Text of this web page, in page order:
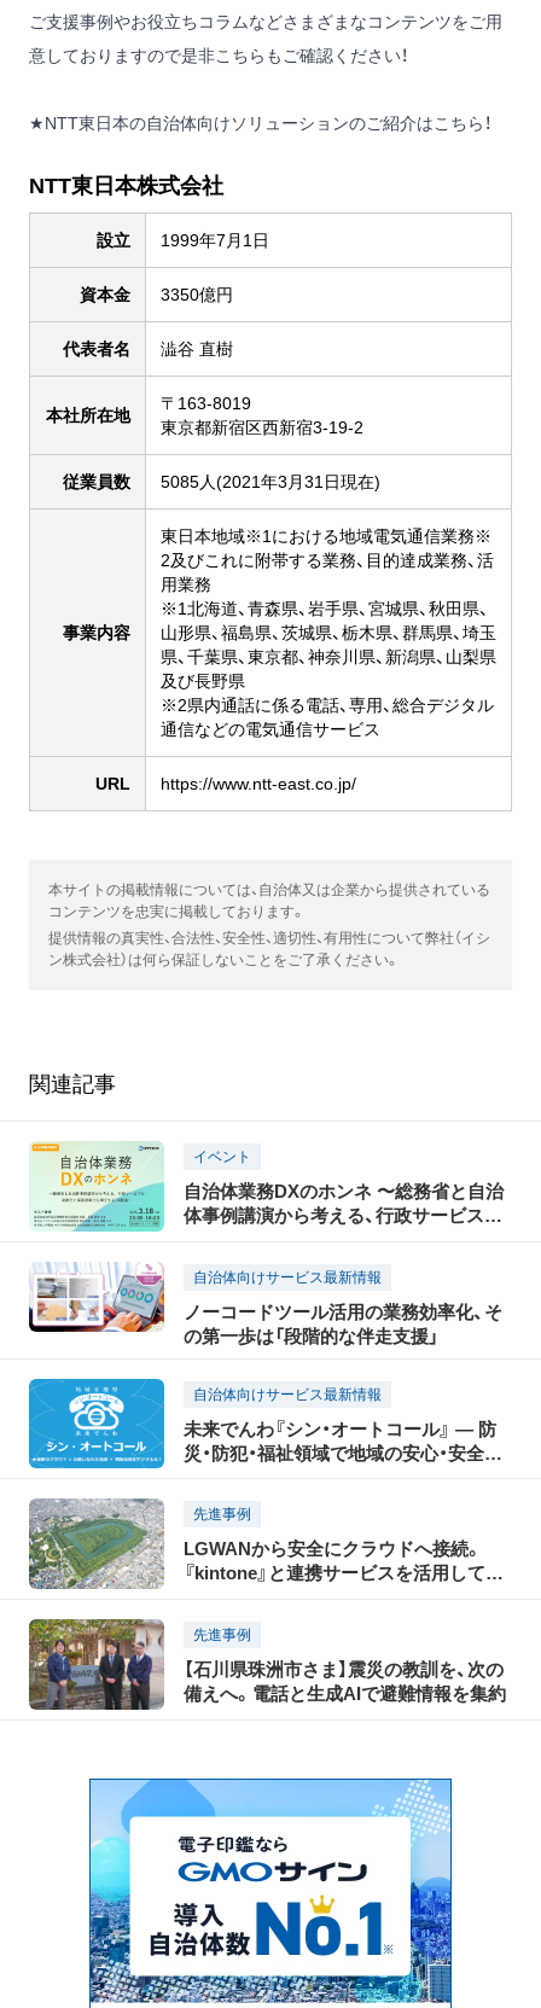
ご支援事例やお役立ちコラムなどさまざまなコンテンツをご用
意しておりますので是非こちらもご確認ください！
★NTT東日本の自治体向けソリューションのご紹介はこちら！
NTT東日本株式会社
設立 1999年7月1日
資本金 3350億円
代表者名 澁谷 直樹
本社所在地
〒163-8019
東京都新宿区西新宿3-19-2
従業員数 5085人(2021年3月31日現在)
事業内容
東日本地域※1における地域電気通信業務※
2及びこれに附帯する業務、目的達成業務、活
用業務
※1北海道、青森県、岩手県、宮城県、秋田県、
山形県、福島県、茨城県、栃木県、群馬県、埼玉
県、千葉県、東京都、神奈川県、新潟県、山梨県
及び長野県
※2県内通話に係る電話、専用、総合デジタル
通信などの電気通信サービス
URL https://www.ntt-east.co.jp/
本サイトの掲載情報については、自治体又は企業から提供されている
コンテンツを忠実に掲載しております。
提供情報の真実性、合法性、安全性、適切性、有用性について弊社（イシ
ン株式会社）は何ら保証しないことをご了承ください。
関連記事
イベント
自治体業務DXのホンネ 〜総務省と自治
体事例講演から考える、行政サービスの
自治体向けサービス最新情報
ノーコードツール活用の業務効率化、そ
の第一歩は「段階的な伴走支援」
自治体向けサービス最新情報
未来でんわ『シン・オートコール』 ― 防
災・防犯・福祉領域で地域の安心・安全な
先進事例
LGWANから安全にクラウドへ接続。
『kintone』と連携サービスを活用して多
先進事例
【石川県珠洲市さま】震災の教訓を、次の
備えへ。電話と生成AIで避難情報を集約